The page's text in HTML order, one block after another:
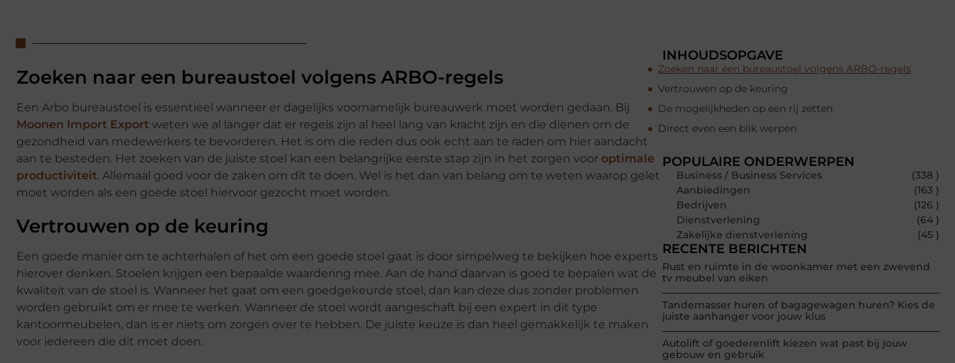
Zoeken naar een bureaustoel volgens ARBO-regels
Een Arbo bureaustoel is essentieel wanneer er dagelijks voornamelijk bureauwerk moet worden gedaan. Bij
Moonen Import Export weten we al langer dat er regels zijn al heel lang van kracht zijn en die dienen om de
gezondheid van medewerkers te bevorderen. Het is om die reden dus ook echt aan te raden om hier aandacht
aan te besteden. Het zoeken van de juiste stoel kan een belangrijke eerste stap zijn in het zorgen voor optimale
productiviteit. Allemaal goed voor de zaken om dit te doen. Wel is het dan van belang om te weten waarop gelet
moet worden als een goede stoel hiervoor gezocht moet worden.
Vertrouwen op de keuring
Een goede manier om te achterhalen of het om een goede stoel gaat is door simpelweg te bekijken hoe experts
hierover denken. Stoelen krijgen een bepaalde waardering mee. Aan de hand daarvan is goed te bepalen wat de
kwaliteit van de stoel is. Wanneer het gaat om een goedgekeurde stoel, dan kan deze dus zonder problemen
worden gebruikt om er mee te werken. Wanneer de stoel wordt aangeschaft bij een expert in dit type
kantoormeubelen, dan is er niets om zorgen over te hebben. De juiste keuze is dan heel gemakkelijk te maken
voor iedereen die dit moet doen.
INHOUDSOPGAVE
Zoeken naar een bureaustoel volgens ARBO-regels
Vertrouwen op de keuring
De mogelijkheden op een rij zetten
Direct even een blik werpen
POPULAIRE ONDERWERPEN
Business / Business Services
(338 )
Aanbiedingen
(163 )
Bedrijven
(126 )
Dienstverlening
(64 )
Zakelijke dienstverlening
(45 )
RECENTE BERICHTEN
Rust en ruimte in de woonkamer met een zwevend
tv meubel van eiken
Tandemasser huren of bagagewagen huren? Kies de
juiste aanhanger voor jouw klus
Autolift of goederenlift kiezen wat past bij jouw
gebouw en gebruik